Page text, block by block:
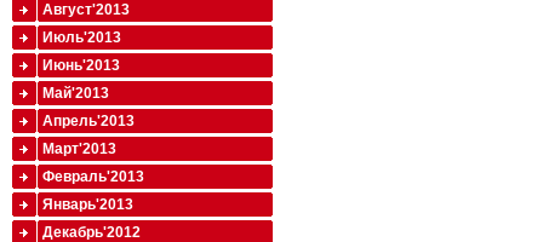
Август'2013
Июль'2013
Июнь'2013
Май'2013
Апрель'2013
Март'2013
Февраль'2013
Январь'2013
Декабрь'2012